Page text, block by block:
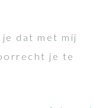
dat met mij
je te